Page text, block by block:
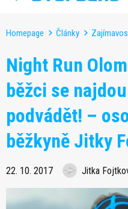
Homepage Články
Night Run
běžci se
podvádět! –
běžkyně Jitky
22. 10. 2017 Jitka